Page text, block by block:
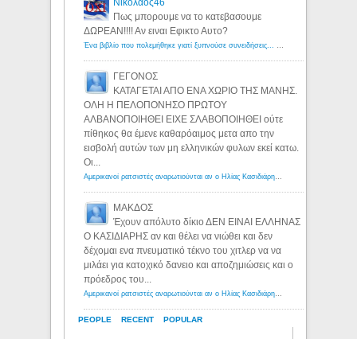
PEOPLE RECENT POPULAR
Νικολαος46
Πως μπορουμε να το κατεβασουμε
ΔΩΡΕΑΝ!!!! Αν ειναι Εφικτο Αυτο?
Ένα βιβλίο που πολεμήθηκε γιατί ξυπνούσε συνειδήσεις... - Λόγιος Ερμής | Η γνώση ξεκινάει με την αναζήτηση...
ΓΕΓΟΝΟΣ
ΚΑΤΑΓΕΤΑΙ ΑΠΟ ΕΝΑ ΧΩΡΙΟ ΤΗΣ ΜΑΝΗΣ.
ΟΛΗ Η ΠΕΛΟΠΟΝΗΣΟ ΠΡΩΤΟΥ
ΑΛΒΑΝΟΠΟΙΗΘΕΙ ΕΙΧΕ ΣΛΑΒΟΠΟΙΗΘΕΙ ούτε
πίθηκος θα έμενε καθαρόαιμος μετα απο την
εισβολή αυτών των μη ελληνικών φυλων εκεί κατω.
Οι...
Αμερικανοί ρατσιστές αναρωτιούνται αν ο Ηλίας Κασιδιάρης ανήκει στη λευκή φυλή... - Λόγιος Ερμής
ΜΑΚΔΟΣ
Έχουν απόλυτο δίκιο ΔΕΝ ΕΙΝΑΙ ΕΛΛΗΝΑΣ
Ο ΚΑΣΙΔΙΑΡΗΣ αν και θέλει να νιώθει και δεν
δέχομαι ενα πνευματικό τέκνο του χιτλερ να να
μιλάει για κατοχικό δανειο και αποζημιώσεις και ο
πρόεδρος του...
Αμερικανοί ρατσιστές αναρωτιούνται αν ο Ηλίας Κασιδιάρης ανήκει στη λευκή φυλή... - Λόγιος Ερμής